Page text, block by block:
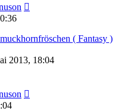
( Fantasy )
2013, 18:04